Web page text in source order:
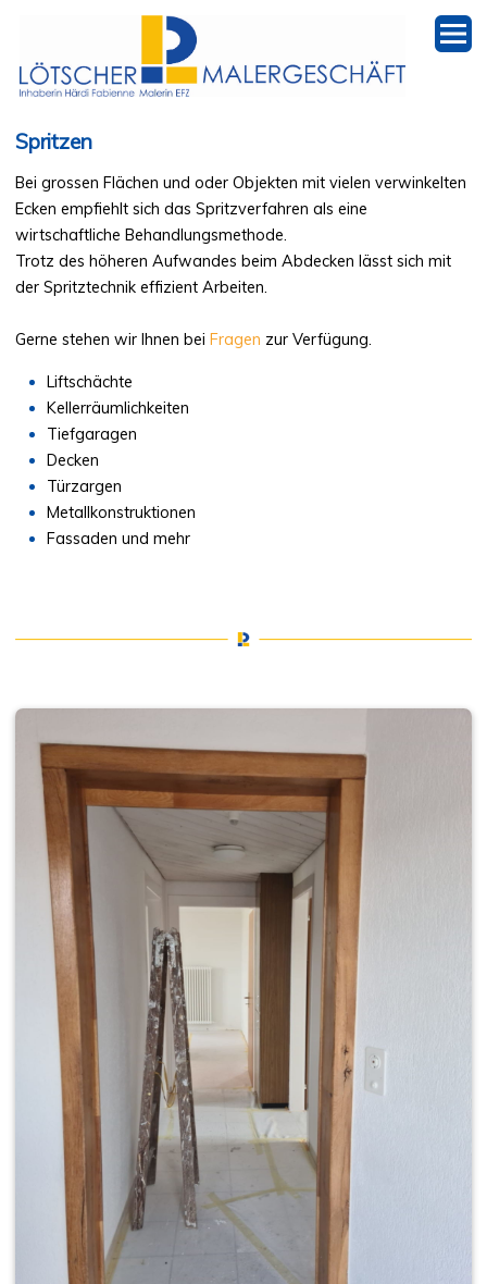
Start
Tapezieren
Über mich
Kontakt
Spritzen
Bei grossen Flächen und oder Objekten mit vielen verwinkelten
Ecken empfiehlt sich das Spritzverfahren als eine
wirtschaftliche Behandlungsmethode.
Trotz des höheren Aufwandes beim Abdecken lässt sich mit
der Spritztechnik effizient Arbeiten.
Gerne stehen wir Ihnen beiFragen zur Verfügung.
Liftschächte
Kellerräumlichkeiten
Tiefgaragen
Decken
Türzargen
Metallkonstruktionen
Fassaden und mehr